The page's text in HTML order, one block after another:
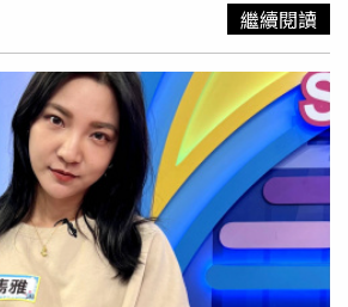
歲結交的男友，起初對她很好卻漸漸
巴掌，之後一言不合，竟被對方用吹
當時薔薔年紀小一直選擇退讓。而薔
對她的朋友愛屋及烏，但非常不能接
，薔薔吵累了想分手，男方竟拿毒品
薔當天就被抓去驗尿，男方現在則在
、高雋雅、嘻小瓜都遇過恐怖情人。
高雋雅、嘻小瓜臉書）「偶像劇之母」
也遇過愛摔東西洩憤的情人，有次對
大小事，但當時已是凌晨兩點半，高
享，半途不小心睡著，男生氣得當場
繼續閱讀